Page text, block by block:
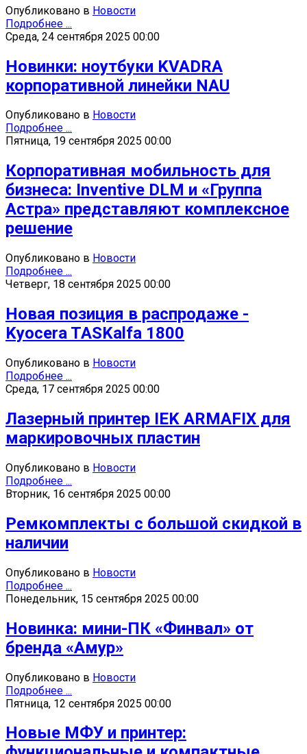
Опубликовано в Новости
Подробнее ...
Среда, 24 сентября 2025 00:00
Новинки: ноутбуки KVADRA
корпоративной линейки NAU
Опубликовано в Новости
Подробнее ...
Пятница, 19 сентября 2025 00:00
Корпоративная мобильность для
бизнеса: Inventive DLM и «Группа
Астра» представляют комплексное
решение
Опубликовано в Новости
Подробнее ...
Четверг, 18 сентября 2025 00:00
Новая позиция в распродаже -
Kyocera TASKalfa 1800
Опубликовано в Новости
Подробнее ...
Среда, 17 сентября 2025 00:00
Лазерный принтер IEK ARMAFIX для
маркировочных пластин
Опубликовано в Новости
Подробнее ...
Вторник, 16 сентября 2025 00:00
Ремкомплекты с большой скидкой в
наличии
Опубликовано в Новости
Подробнее ...
Понедельник, 15 сентября 2025 00:00
Новинка: мини-ПК «Финвал» от
бренда «Амур»
Опубликовано в Новости
Подробнее ...
Пятница, 12 сентября 2025 00:00
Новые МФУ и принтер: